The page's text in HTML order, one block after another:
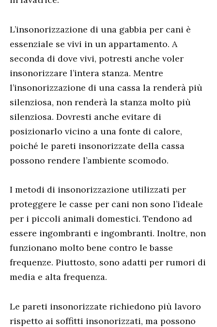
L’insonorizzazione di una gabbia per cani è
essenziale se vivi in ​​un appartamento. A
seconda di dove vivi, potresti anche voler
insonorizzare l’intera stanza. Mentre
l’insonorizzazione di una cassa la renderà più
silenziosa, non renderà la stanza molto più
silenziosa. Dovresti anche evitare di
posizionarlo vicino a una fonte di calore,
poiché le pareti insonorizzate della cassa
possono rendere l’ambiente scomodo.
I metodi di insonorizzazione utilizzati per
proteggere le casse per cani non sono l’ideale
per i piccoli animali domestici. Tendono ad
essere ingombranti e ingombranti. Inoltre, non
funzionano molto bene contro le basse
frequenze. Piuttosto, sono adatti per rumori di
media e alta frequenza.
Le pareti insonorizzate richiedono più lavoro
rispetto ai soffitti insonorizzati, ma possono